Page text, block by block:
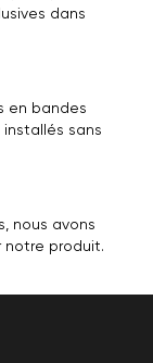
dans
en bandes
sans
nous avons
notre produit.